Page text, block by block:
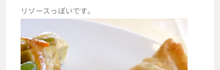
リソースっぽいです。